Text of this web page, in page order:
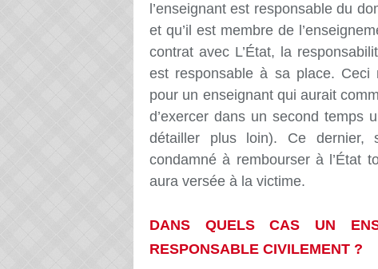
’enseignant est responsable du
et qu’ilest membre de
contrat avec L’État, la
est responsable à sa pl ace. Ceci
pour un enseignant qui aurait
d’exercer dans un second temps
détailler plus loin). Ce dernier,
condamné à rembourser à l’État
aura versée à la victime.
DANS QUELS CAS UN
RESPONSABLE CIVILEMENT ?